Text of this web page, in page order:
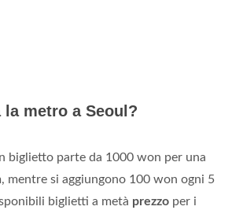
metro a Seoul?
biglietto parte da 1000 won per una
mentre si aggiungono 100 won ogni 5
biglietti a metà prezzo per i